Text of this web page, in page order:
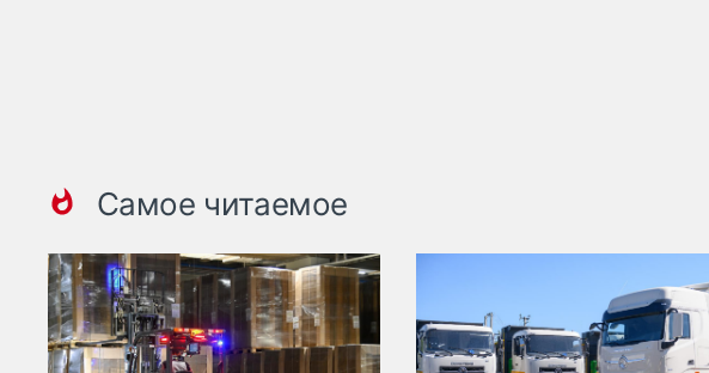
Самое читаемое